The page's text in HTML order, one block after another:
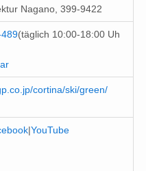
Nagano, 399-9422
(täglich 10:00-18:00 Uh
cortina/ski/green/
|YouTube